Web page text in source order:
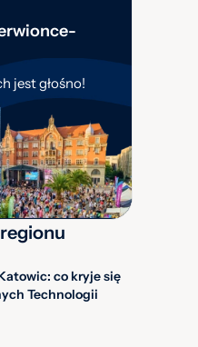
jest głośno!
co kryje się
Technologii